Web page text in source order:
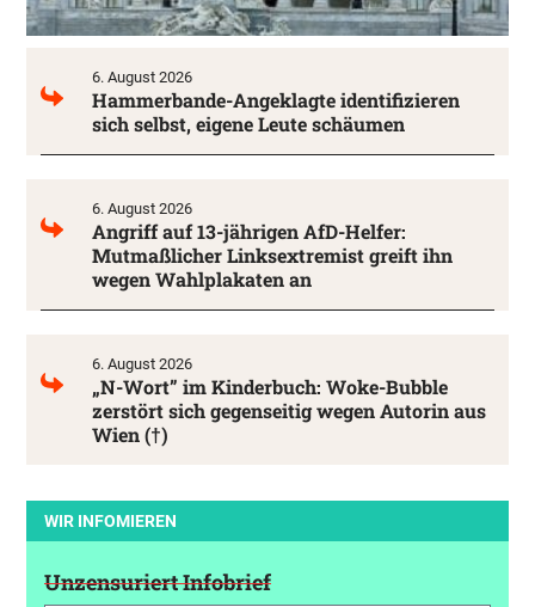
6. August 2026
Hammerbande-Angeklagte identifizieren
sich selbst, eigene Leute schäumen
6. August 2026
Angriff auf 13-jährigen AfD-Helfer:
Mutmaßlicher Linksextremist greift ihn
wegen Wahlplakaten an
6. August 2026
„N-Wort” im Kinderbuch: Woke-Bubble
zerstört sich gegenseitig wegen Autorin aus
Wien (†)
WIR INFOMIEREN
Unzensuriert Infobrief